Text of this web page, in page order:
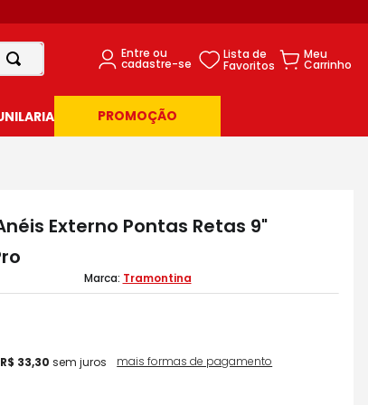
PROMOÇÃO
Externo Pontas Retas 9"
Tramontina
R$ 33,30 sem juros mais formas de pagamento